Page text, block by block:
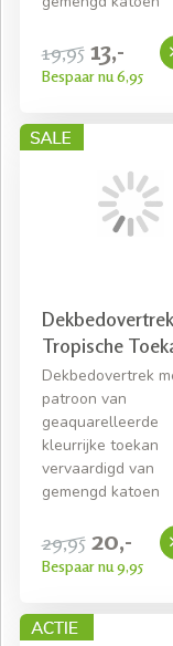
19,95 13,-
Bespaar nu 6,95
Dekbedovertrek
Tropische
Dekbedovertrek
patroon van
geaquarelleerde
kleurrijke toekan
vervaardigd van
gemengd katoen
29,95 20,-
Bespaar nu 9,95